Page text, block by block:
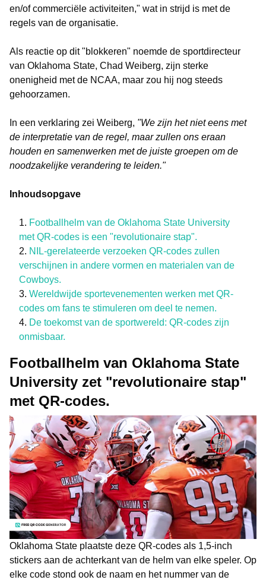
en/of commerciële activiteiten," wat in strijd is met de
regels van de organisatie.
Als reactie op dit "blokkeren" noemde de sportdirecteur
van Oklahoma State, Chad Weiberg, zijn sterke
onenigheid met de NCAA, maar zou hij nog steeds
gehoorzamen.
In een verklaring zei Weiberg, "We zijn het niet eens met
de interpretatie van de regel, maar zullen ons eraan
houden en samenwerken met de juiste groepen om de
noodzakelijke verandering te leiden."
Inhoudsopgave
Footballhelm van de Oklahoma State University
met QR-codes is een "revolutionaire stap".
NIL-gerelateerde verzoeken QR-codes zullen
verschijnen in andere vormen en materialen van de
Cowboys.
Wereldwijde sportevenementen werken met QR-
codes om fans te stimuleren om deel te nemen.
De toekomst van de sportwereld: QR-codes zijn
onmisbaar.
Footballhelm van Oklahoma State
University zet "revolutionaire stap"
met QR-codes.
Oklahoma State plaatste deze QR-codes als 1,5-inch
stickers aan de achterkant van de helm van elke speler. Op
elke code stond ook de naam en het nummer van de